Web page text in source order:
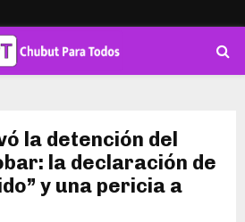
la detención del
la declaración de
y una pericia a